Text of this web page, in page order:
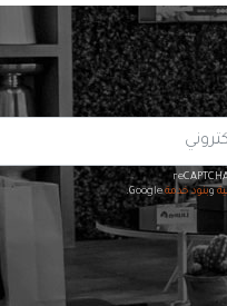
وبنود خدمةGoogle.